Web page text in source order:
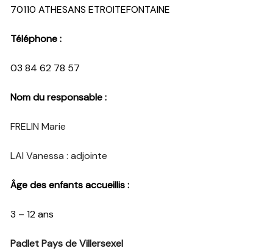
70110 ATHESANS ETROITEFONTAINE
Téléphone :
03 84 62 78 57
Nom du responsable :
FRELIN Marie
LAI Vanessa : adjointe
Âge des enfants accueillis :
3 – 12 ans
Padlet Pays de Villersexel